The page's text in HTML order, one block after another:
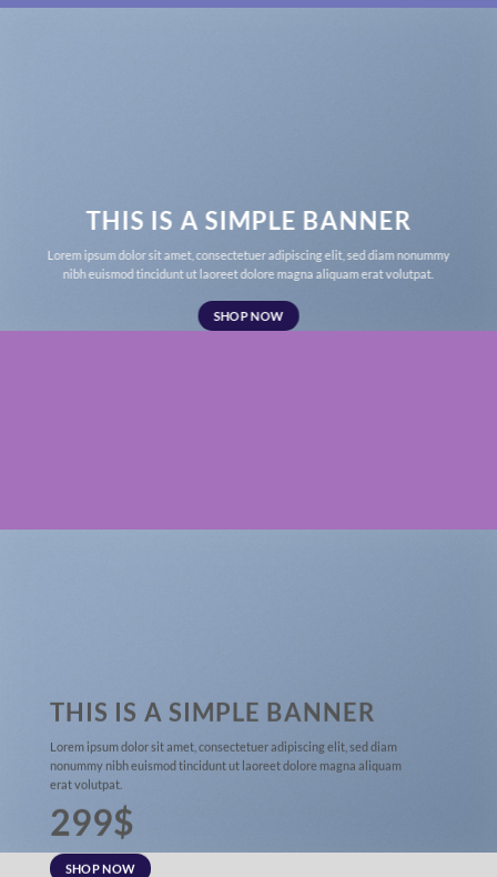
THIS IS A SIMPLE BANNER
Lorem ipsum dolor sit amet, consectetuer adipiscing elit, sed diam nonummy
nibh euismod tincidunt ut laoreet dolore magna aliquam erat volutpat.
SHOP NOW
THIS IS A SIMPLE BANNER
Lorem ipsum dolor sit amet, consectetuer adipiscing elit, sed diam
nonummy nibh euismod tincidunt ut laoreet dolore magna aliquam
erat volutpat.
299$
SHOP NOW